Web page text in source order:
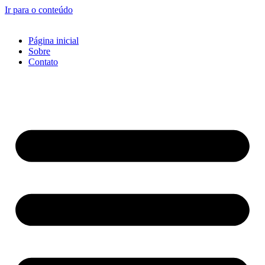
Ir para o conteúdo
Página inicial
Sobre
Contato